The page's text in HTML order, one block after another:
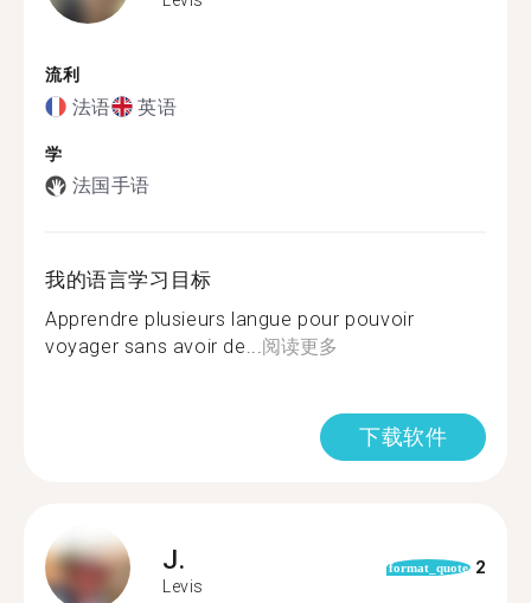
流利
法语 英语
学
法国手语
我的语言学习目标
Apprendre plusieurs langue pour pouvoir
voyager sans avoir de...阅读更多
下载软件
J.
Levis
format_quote 2